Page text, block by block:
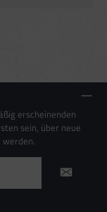
erscheinenden
sein, über neue